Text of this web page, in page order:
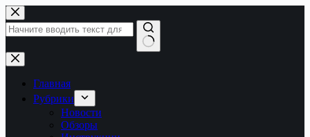
Перейти
к
сути
Ничего
не
найденоГлавная
Рубрики
Новости
Обзоры